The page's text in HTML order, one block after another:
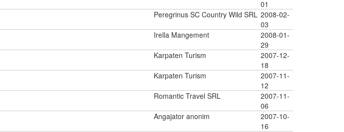
01
Peregrinus SC Country Wild SRL 2008-02-
03
Irella Mangement
2008-01-
29
Karpaten Turism
2007-12-
18
Karpaten Turism
2007-11-
12
Romantic Travel SRL
2007-11-
06
Angajator anonim
2007-10-
16